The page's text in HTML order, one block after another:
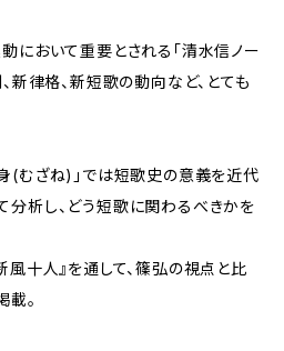
において重要とされる「清水信ノー
新律格、新短歌の動向など、とても
(むざね)」では短歌史の意義を近代
分析し、どう短歌に関わるべきかを
風十人』を通して、篠弘の視点と比
載。